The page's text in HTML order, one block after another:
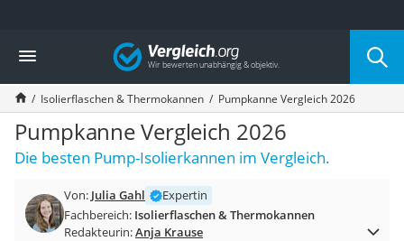
Die beliebtesten Vergleiche nach Kategorie
Haushalt
Wassersprudler
Zentralstaubsauger
Brotbackautomat
Wischroboter
Wäschespinne
Spülmaschinentabs
Akku-Staubsauger
Vergleich
Isolierflaschen & Thermokannen Pumpkanne Vergleich 2026
Pumpkanne Vergleich 2026
Die besten Pump-Isolierkannen im Vergleich.
Von: Julia Gahl
Expertin
Fachbereich: Isolierflaschen & Thermokannen
Redakteurin:Anja Krause